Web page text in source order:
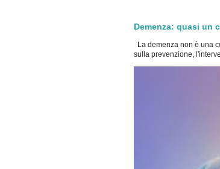
Demenza: quasi un
La demenza non è una
sulla prevenzione,